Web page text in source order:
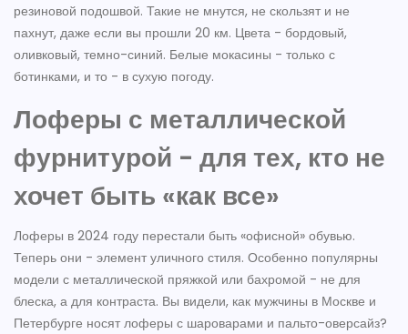
резиновой подошвой. Такие не мнутся, не скользят и не
пахнут, даже если вы прошли 20 км. Цвета - бордовый,
оливковый, темно-синий. Белые мокасины - только с
ботинками, и то - в сухую погоду.
Лоферы с металлической
фурнитурой - для тех, кто не
хочет быть «как все»
Лоферы в 2024 году перестали быть «офисной» обувью.
Теперь они - элемент уличного стиля. Особенно популярны
модели с металлической пряжкой или бахромой - не для
блеска, а для контраста. Вы видели, как мужчины в Москве и
Петербурге носят лоферы с шароварами и пальто-оверсайз?